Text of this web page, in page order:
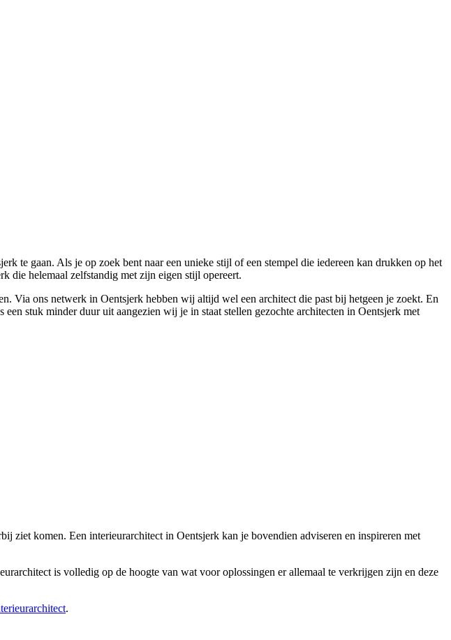
te gaan. Als je op zoek bent naar een unieke stijl of een stempel die iedereen kan drukken op het
die helemaal zelfstandig met zijn eigen stijl opereert.
Via ons netwerk in Oentsjerk hebben wij altijd wel een architect die past bij hetgeen je zoekt. En
stuk minder duur uit aangezien wij je in staat stellen gezochte architecten in Oentsjerk met
ziet komen. Een interieurarchitect in Oentsjerk kan je bovendien adviseren en inspireren met
is volledig op de hoogte van wat voor oplossingen er allemaal te verkrijgen zijn en deze
.